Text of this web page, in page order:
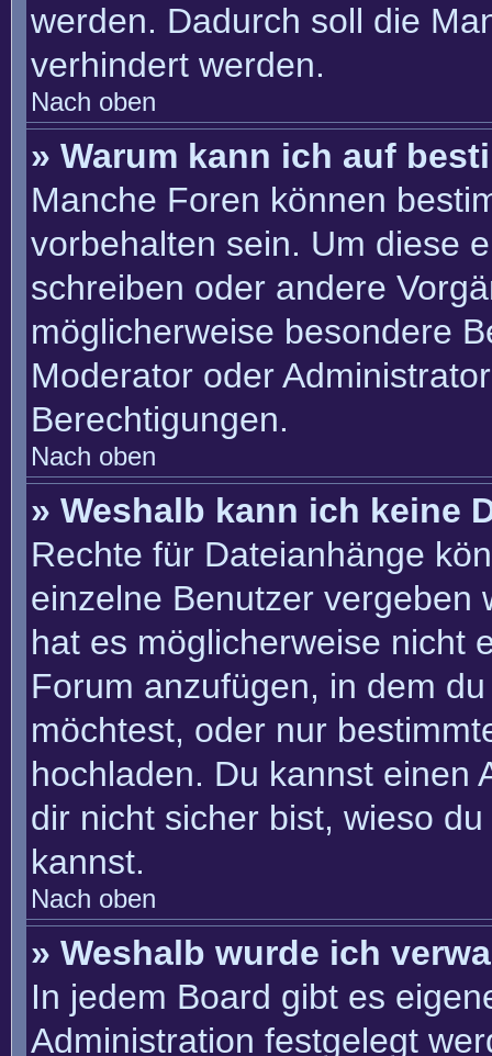
werden. Dadurch soll die
verhindert werden.
Nach oben
» Warum kann ich auf
Manche Foren können
vorbehalten sein. Um diese
schreiben oder andere
möglicherweise besondere
Moderator oder
Berechtigungen.
Nach oben
» Weshalb kann ich keine
Rechte für Dateianhänge
einzelne Benutzer vergeben
hat es möglicherweise nicht
Forum anzufügen, in dem
möchtest, oder nur
hochladen. Du kannst einen
dir nicht sicher bist, wieso
kannst.
Nach oben
» Weshalb wurde ich
In jedem Board gibt es
Administration festgelegt